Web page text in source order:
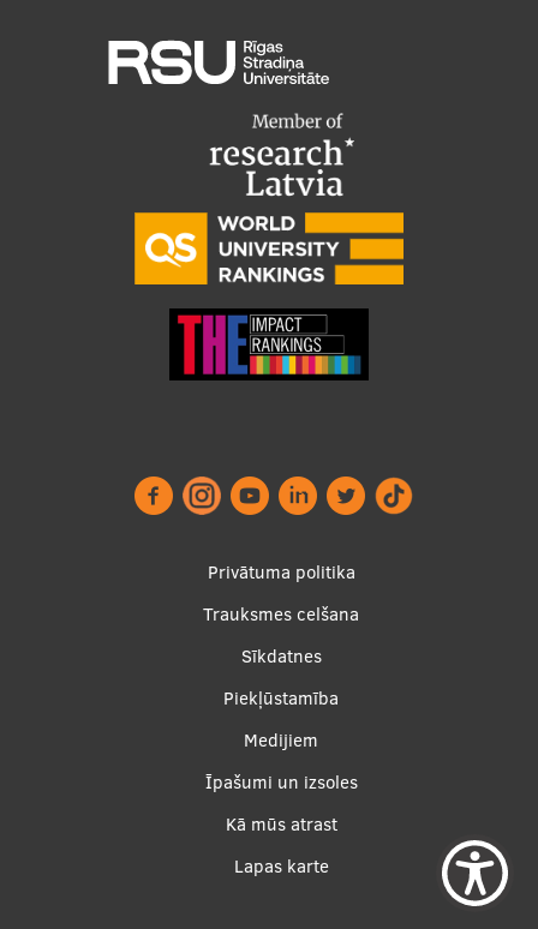
Starptautiskie projekti
Starptautiskie sadarbības partneri
EURAXESS RSU kontaktpunkts
EATRIS koordinators Latvijā
Privātuma politika
Trauksmes celšana
Sīkdatnes
Piekļūstamība
Medijiem
Īpašumi un izsoles
Kā mūs atrast
Lapas karte